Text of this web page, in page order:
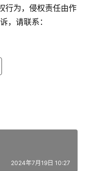
行为，侵权责任由作
，请联系：
2024年7月19日 10:27